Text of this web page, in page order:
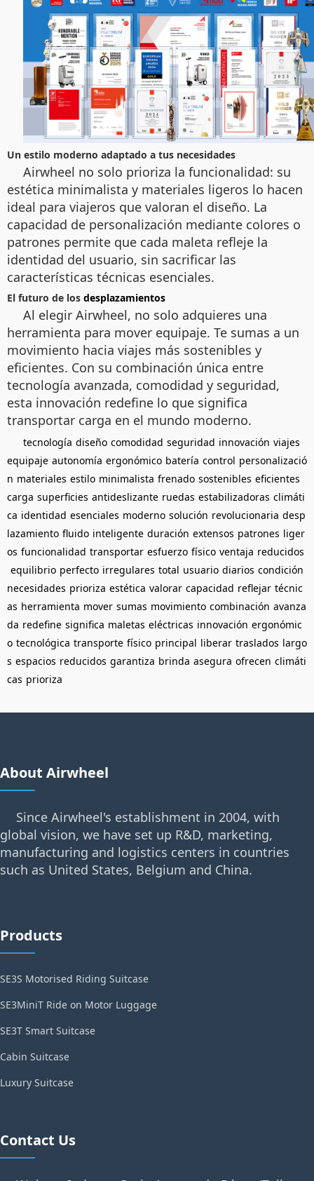
Un estilo moderno adaptado a tus necesidades
Airwheel no solo prioriza la funcionalidad: su
estética minimalista y materiales ligeros lo hacen
ideal para viajeros que valoran el diseño. La
capacidad de personalización mediante colores o
patrones permite que cada maleta refleje la
identidad del usuario, sin sacrificar las
características técnicas esenciales.
El futuro de los desplazamientos
Al elegir Airwheel, no solo adquieres una
herramienta para mover equipaje. Te sumas a un
movimiento hacia viajes más sostenibles y
eficientes. Con su combinación única entre
tecnología avanzada, comodidad y seguridad,
esta innovación redefine lo que significa
transportar carga en el mundo moderno.
tecnología diseño comodidad seguridad innovación viajes
equipaje autonomía ergonómico batería control personalizació
n materiales estilo minimalista frenado sostenibles eficientes
carga superficies antideslizante ruedas estabilizadoras climáti
ca identidad esenciales moderno solución revolucionaria desp
lazamiento fluido inteligente duración extensos patrones liger
os funcionalidad transportar esfuerzo físico ventaja reducidos
equilibrio perfecto irregulares total usuario diarios condición
necesidades prioriza estética valorar capacidad reflejar técnic
as herramienta mover sumas movimiento combinación avanza
da redefine significa maletas eléctricas innovación ergonómic
o tecnológica transporte físico principal liberar traslados largo
s espacios reducidos garantiza brinda asegura ofrecen climáti
cas prioriza
About Airwheel
Since Airwheel's establishment in 2004, with
global vision, we have set up R&D, marketing,
manufacturing and logistics centers in countries
such as United States, Belgium and China.
Products
SE3S Motorised Riding Suitcase
SE3MiniT Ride on Motor Luggage
SE3T Smart Suitcase
Cabin Suitcase
Luxury Suitcase
Contact Us